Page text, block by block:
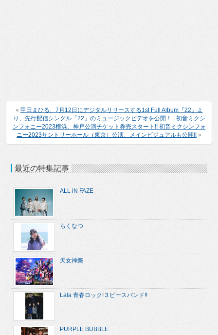
« 甲田まひる、7月12日にデジタルリリースする1st Full Album『22』よ
り、先行配信シングル「22」のミュージックビデオを公開！
初音ミクシ
ンフォニー2023横浜、神戸公演チケット券売スタート!! 初音ミクシンフォ
ニー2023サントリーホール（東京）公演、メインビジュアルも公開!! »
最近の特集記事
ALL iN FAZE
らくなつ
天女神樂
Lala 青春ロック!３ピースバンド!!
PURPLE BUBBLE